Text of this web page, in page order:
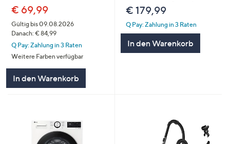
€ 69,99
Gültig bis 09.08.2026
Danach: € 84,99
Q Pay: Zahlung in 3 Raten
Weitere Farben verfügbar
In den Warenkorb
€ 179,99
Q Pay: Zahlung in 3 Raten
In den Warenkorb